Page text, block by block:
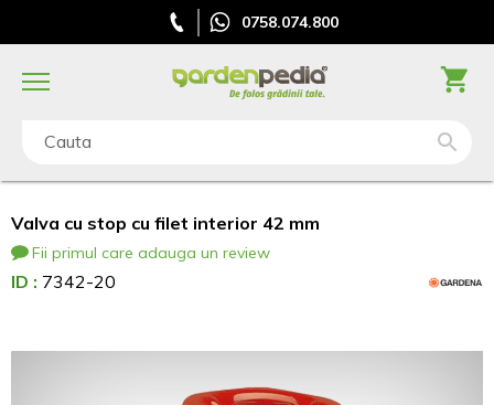
0758.074.800
Cauta
Valva cu stop cu filet interior 42 mm
Fii primul care adauga un review
ID : 7342-20